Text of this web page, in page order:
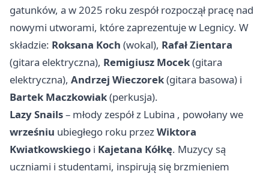
gatunków, a w 2025 roku zespół rozpoczął pracę nad
nowymi utworami, które zaprezentuje w Legnicy. W
składzie: Roksana Koch (wokal), Rafał Zientara
(gitara elektryczna), Remigiusz Mocek(gitara
elektryczna), Andrzej Wieczorek(gitara basowa) i
Bartek Maczkowiak(perkusja).
Lazy Snails– młody zespół z Lubina , powołany we
wrześniu ubiegłego roku przezWiktora
Kwiatkowskiego i Kajetana Kółkę. Muzycy są
uczniami i studentami, inspirują się brzmieniem